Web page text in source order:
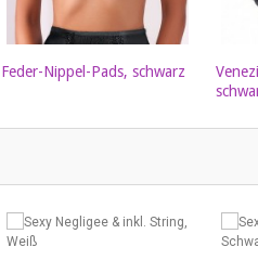
Feder-Nippel-Pads, schwarz